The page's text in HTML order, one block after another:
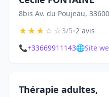
8bis Av. du Poujeau,
★★★☆☆3/5•2 avis
📞+33669911143🌐Site
Thérapie adultes,